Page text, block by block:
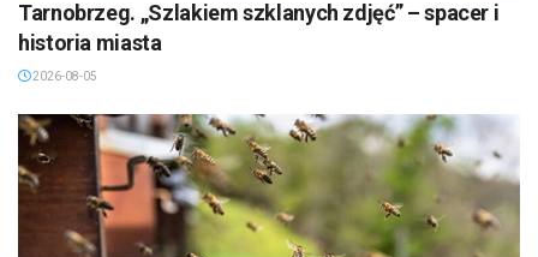
Tarnobrzeg. „Szlakiem szklanych zdjęć” – spacer i
historia miasta
2026-08-05